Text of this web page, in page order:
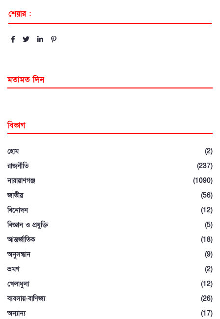
শেয়ার :
মতামত দিন
বিভাগ
হোম
(2)
রাজনীতি
(237)
নারায়াণগঞ্জ
(1090)
জাতীয়
(56)
বিনোদন
(12)
বিজ্ঞান ও প্রযুক্তি
(5)
আন্তর্জাতিক
(18)
অনুসন্ধান
(9)
ভ্রমণ
(2)
খেলাধুলা
(12)
ব্যবসায়-বাণিজ্য
(26)
অন্যান্য
(17)